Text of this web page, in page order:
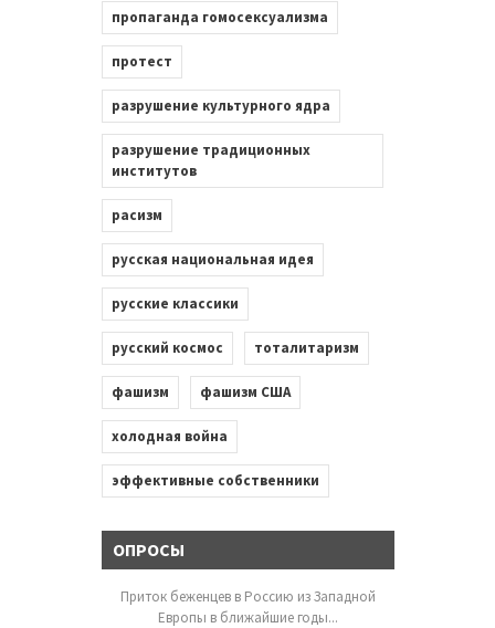
пропаганда гомосексуализма
протест
разрушение культурного ядра
разрушение традиционных
институтов
расизм
русская национальная идея
русские классики
русский космос тоталитаризм
фашизм фашизм США
холодная война
эффективные собственники
ОПРОСЫ
Приток беженцев в Россию из Западной
Европы в ближайшие годы...